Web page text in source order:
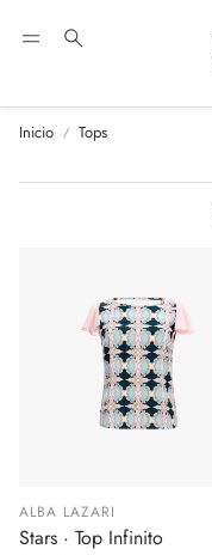
Buscar
Inicio Tops
ALBA LAZARI
Stars · Top Infinito